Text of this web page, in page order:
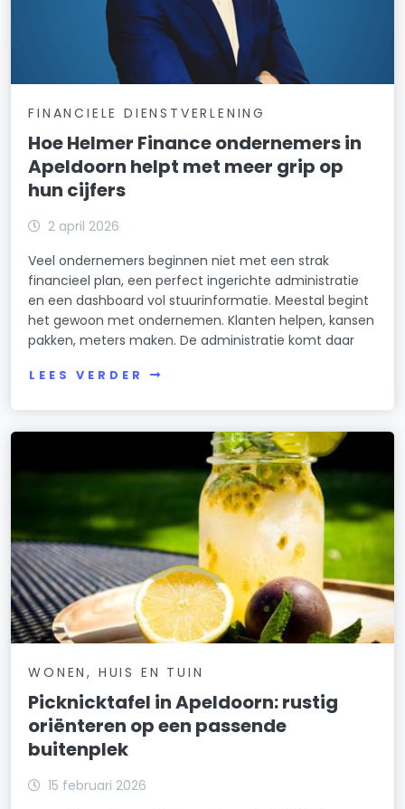
FINANCIELE DIENSTVERLENING
Hoe Helmer Finance ondernemers in
Apeldoorn helpt met meer grip op
hun cijfers
2 april 2026
Veel ondernemers beginnen niet met een strak
financieel plan, een perfect ingerichte administratie
en een dashboard vol stuurinformatie. Meestal begint
het gewoon met ondernemen. Klanten helpen, kansen
pakken, meters maken. De administratie komt daar
LEES VERDER
WONEN, HUIS EN TUIN
Picknicktafel in Apeldoorn: rustig
oriënteren op een passende
buitenplek
15 februari 2026